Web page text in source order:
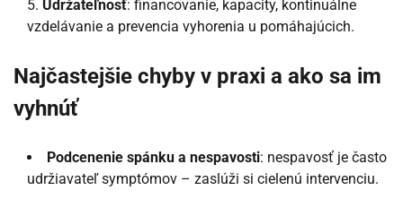
Udržateľnosť: financovanie, kapacity, kontinuálne
vzdelávanie a prevencia vyhorenia u pomáhajúcich.
Najčastejšie chyby v praxi a ako sa im
vyhnúť
Podcenenie spánku a nespavosti: nespavosť je často
udržiavateľ symptómov – zaslúži si cielenú intervenciu.